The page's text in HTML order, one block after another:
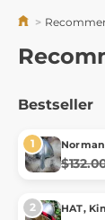
Bestseller
HAT,